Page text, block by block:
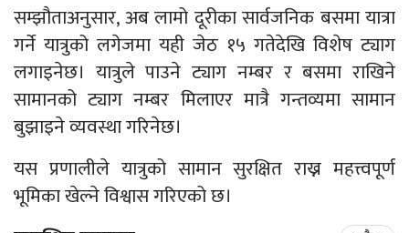
सम्झौताअनुसार, अब लामो दूरीका सार्वजनिक बसमा यात्रा
गर्ने यात्रुको लगेजमा यही जेठ १५ गतेदेखि विशेष ट्याग
लगाइनेछ। यात्रुले पाउने ट्याग नम्बर र बसमा राखिने
सामानको ट्याग नम्बर मिलाएर मात्रै गन्तव्यमा सामान
बुझाइने व्यवस्था गरिनेछ।
यस प्रणालीले यात्रुको सामान सुरक्षित राख्न महत्त्वपूर्ण
भूमिका खेल्ने विश्वास गरिएको छ।